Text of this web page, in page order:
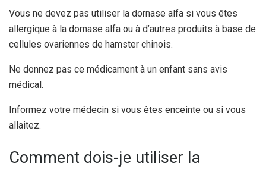
Vous ne devez pas utiliser la dornase alfa si vous êtes
allergique à la dornase alfa ou à d’autres produits à base de
cellules ovariennes de hamster chinois.
Ne donnez pas ce médicament à un enfant sans avis
médical.
Informez votre médecin si vous êtes enceinte ou si vous
allaitez.
Comment dois-je utiliser la